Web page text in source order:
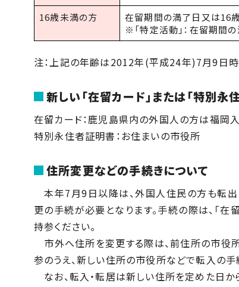
16歳未満の方
在留期間の満了日又は16
※「特定活動」：在留期間
注：上記の年齢は2012年(平成24年)7月9日時
新しい「在留カード」または「特別
在留カード：鹿児島県内の外国人の方は福岡
特別永住者証明書：お住まいの市役所
住所変更などの手続きについて
本年7月9日以降は、外国人住民の方も転出
更の手続が必要となります。手続の際は、「在
持参ください。
市外へ住所を変更する際は、前住所の市役
参のうえ、新しい住所の市役所などで転入の手
なお、転入・転居は新しい住所を定めた日